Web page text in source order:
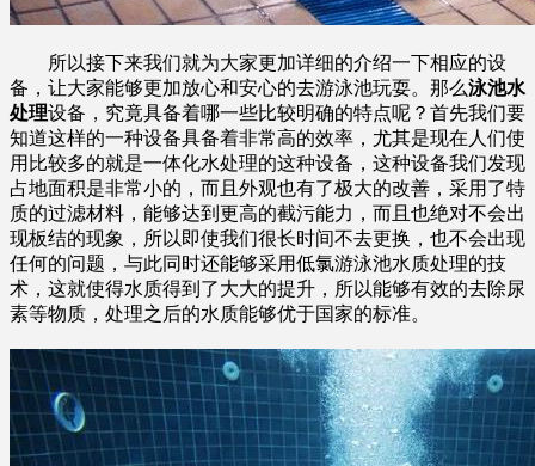
所以接下来我们就为大家更加详细的介绍一下相应的设
备，让大家能够更加放心和安心的去游泳池玩耍。那么泳池水
处理设备，究竟具备着哪一些比较明确的特点呢？首先我们要
知道这样的一种设备具备着非常高的效率，尤其是现在人们使
用比较多的就是一体化水处理的这种设备，这种设备我们发现
占地面积是非常小的，而且外观也有了极大的改善，采用了特
质的过滤材料，能够达到更高的截污能力，而且也绝对不会出
现板结的现象，所以即使我们很长时间不去更换，也不会出现
任何的问题，与此同时还能够采用低氯游泳池水质处理的技
术，这就使得水质得到了大大的提升，所以能够有效的去除尿
素等物质，处理之后的水质能够优于国家的标准。